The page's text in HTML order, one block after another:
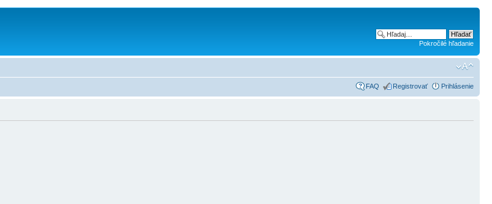
Pokročilé hľadanie
FAQ Registrovať Prihlásenie